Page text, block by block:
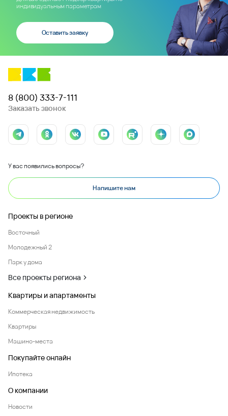
индивидуальным параметрам
Оставить заявку
8 (800) 333-7-111
Заказать звонок
У вас появились вопросы?
Напишите нам
Проекты в регионе
Восточный
Молодежный 2
Парк у дома
Все проекты региона
Квартиры и апартаменты
Коммерческая недвижимость
Квартиры
Машино-места
Покупайте онлайн
Ипотека
О компании
Новости